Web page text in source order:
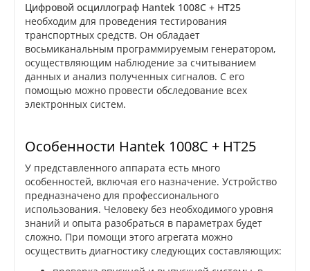
Цифровой осциллограф Hantek 1008C + HT25
необходим для проведения тестирования
транспортных средств. Он обладает
восьмиканальным программируемым генератором,
осуществляющим наблюдение за считыванием
данных и анализ полученных сигналов. С его
помощью можно провести обследование всех
электронных систем.
Особенности Hantek 1008C + HT25
У представленного аппарата есть много
особенностей, включая его назначение. Устройство
предназначено для профессионального
использования. Человеку без необходимого уровня
знаний и опыта разобраться в параметрах будет
сложно. При помощи этого агрегата можно
осуществить диагностику следующих составляющих: